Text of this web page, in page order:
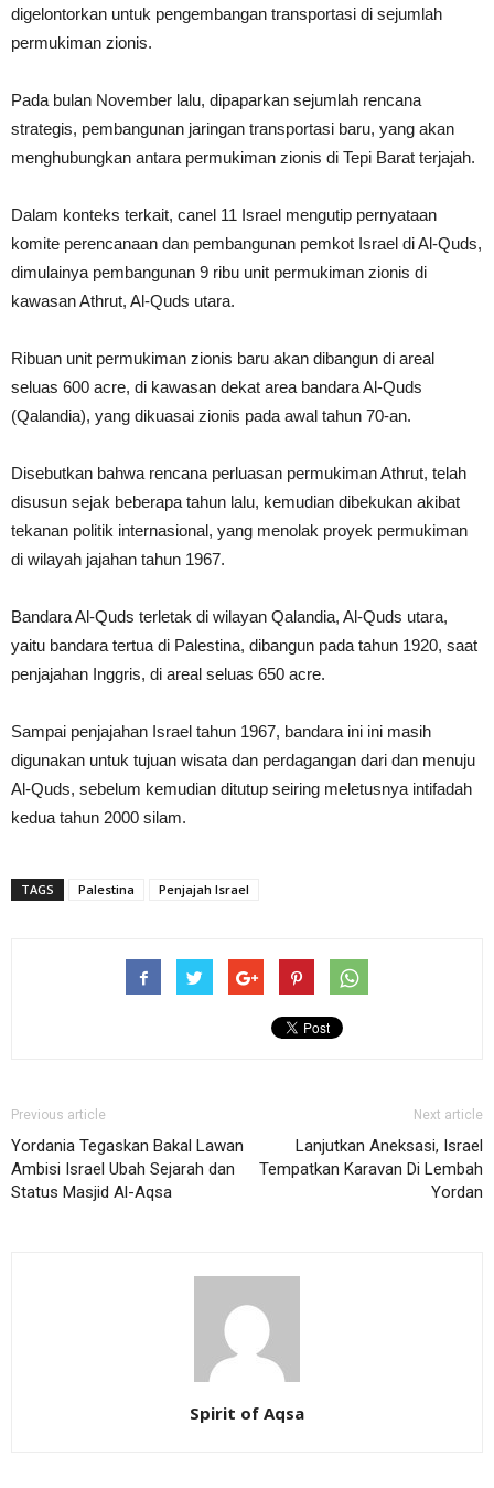
digelontorkan untuk pengembangan transportasi di sejumlah
permukiman zionis.
Pada bulan November lalu, dipaparkan sejumlah rencana
strategis, pembangunan jaringan transportasi baru, yang akan
menghubungkan antara permukiman zionis di Tepi Barat terjajah.
Dalam konteks terkait, canel 11 Israel mengutip pernyataan
komite perencanaan dan pembangunan pemkot Israel di Al-Quds,
dimulainya pembangunan 9 ribu unit permukiman zionis di
kawasan Athrut, Al-Quds utara.
Ribuan unit permukiman zionis baru akan dibangun di areal
seluas 600 acre, di kawasan dekat area bandara Al-Quds
(Qalandia), yang dikuasai zionis pada awal tahun 70-an.
Disebutkan bahwa rencana perluasan permukiman Athrut, telah
disusun sejak beberapa tahun lalu, kemudian dibekukan akibat
tekanan politik internasional, yang menolak proyek permukiman
di wilayah jajahan tahun 1967.
Bandara Al-Quds terletak di wilayan Qalandia, Al-Quds utara,
yaitu bandara tertua di Palestina, dibangun pada tahun 1920, saat
penjajahan Inggris, di areal seluas 650 acre.
Sampai penjajahan Israel tahun 1967, bandara ini ini masih
digunakan untuk tujuan wisata dan perdagangan dari dan menuju
Al-Quds, sebelum kemudian ditutup seiring meletusnya intifadah
kedua tahun 2000 silam.
TAGS Palestina Penjajah Israel
Previous article
Yordania Tegaskan Bakal Lawan
Ambisi Israel Ubah Sejarah dan
Status Masjid Al-Aqsa
Next article
Lanjutkan Aneksasi, Israel
Tempatkan Karavan Di Lembah
Yordan
Spirit of Aqsa